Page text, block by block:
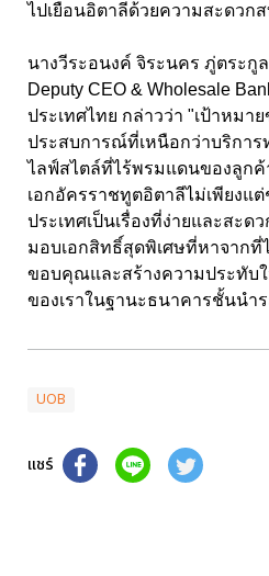
ไปเยือนอิตาลีด้วยความสะดวก
นางวีระอนงค์ จิระนคร ภู่ตระกู
Deputy CEO & Wholesale
ประเทศไทย กล่าวว่า "เป้าหมา
ประสบการณ์ที่เหนือกว่าบริการ
ไลฟ์สไตล์ที่ไร้พรมแดนของลูก
เอกอัครราชทูตอิตาลีไม่เพียงแ
ประเทศเป็นเรื่องที่ง่ายและสะด
มอบเอกสิทธิ์สุดพิเศษที่หาจากที่
ขอบคุณและสร้างความประทับ
ของเราในฐานะธนาคารชั้นนำ
UOB
แชร์